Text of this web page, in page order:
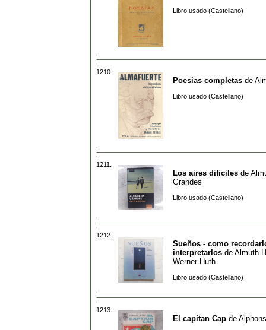
Libro usado (Castellano)
1210.
Poesias completas de
Libro usado (Castellano)
1211.
Los aires dificiles de
Grandes
Libro usado (Castellano)
1212.
Sueños - como
interpretarlos de Almuth
Werner Huth
Libro usado (Castellano)
1213.
El capitan Cap de